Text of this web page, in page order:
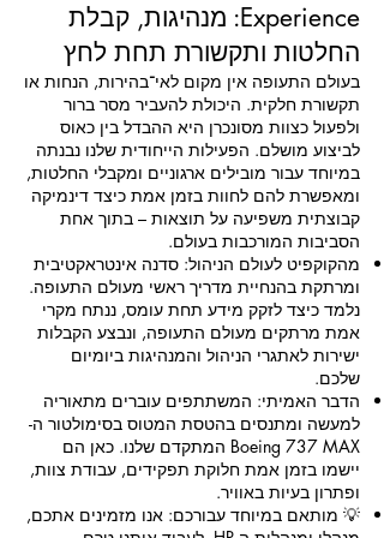
Experience: מנהיגות, קבלת
החלטות ותקשורת תחת לחץ
בעולם התעופה אין מקום לאי־בהירות, הנחות או
תקשורת חלקית. היכולת להעביר מסר ברור
ולפעול כצוות מסונכרן היא ההבדל בין כאוס
לביצוע מושלם. הפעילות הייחודית שלנו נבנתה
במיוחד עבור מובילים ארגוניים ומקבלי החלטות,
ומאפשרת להם לחוות בזמן אמת כיצד דינמיקה
קבוצתית משפיעה על תוצאות – בתוך אחת
הסביבות המורכבות בעולם.
מהקוקפיט לעולם הניהול: סדנה אינטראקטיבית
ומרתקת בהנחיית מדריך ראשי מעולם התעופה.
נלמד כיצד לזקק מידע תחת עומס, ננתח מקרי
אמת מרתקים מעולם התעופה, ונבצע הקבלות
ישירות לאתגרי הניהול והמנהיגות ביומיום
שלכם.
הדבר האמיתי: המשתתפים עוברים מתאוריה
למעשה ומתנסים בהטסת המטוס בסימולטור ה-
Boeing 737 MAX המתקדם שלנו. כאן הם
יישמו בזמן אמת חלוקת תפקידים, עבודת צוות,
ופתרון בעיות באוויר.
💡 מותאם במיוחד עבורכם: אנו מזמינים אתכם,